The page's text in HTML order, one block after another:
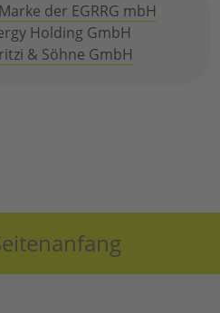
der EGRRG mbH
Holding GmbH
& Söhne GmbH